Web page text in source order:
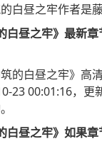
白昼之牢作者是
白昼之牢》最新
的白昼之牢》高
23 00:01:16，更
白昼之牢》如果